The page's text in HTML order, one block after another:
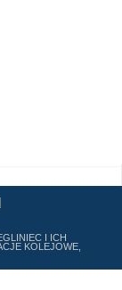
I ICH
KOLEJOWE,